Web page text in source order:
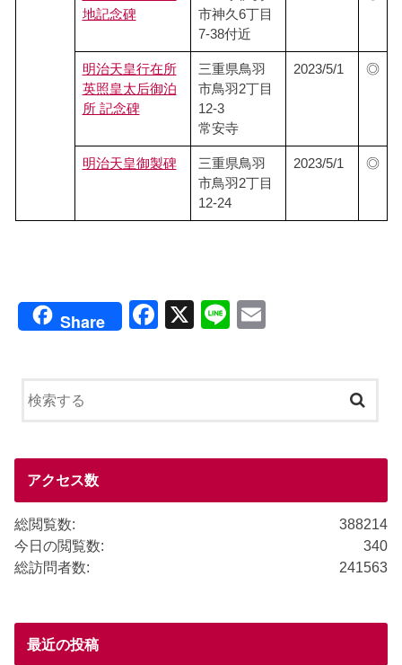
地記念碑
市神久6丁目
7-38付近
明治天皇行在所
英照皇太后御泊
所 記念碑
三重県鳥羽
市鳥羽2丁目
12-3
常安寺
2023/5/1 ◎
明治天皇御製碑
三重県鳥羽
市鳥羽2丁目
12-24
2023/5/1 ◎
Share
F
o
X
Li
アクセス数
388214
総閲覧数:
340
今日の閲覧数:
241563
総訪問者数:
最近の投稿